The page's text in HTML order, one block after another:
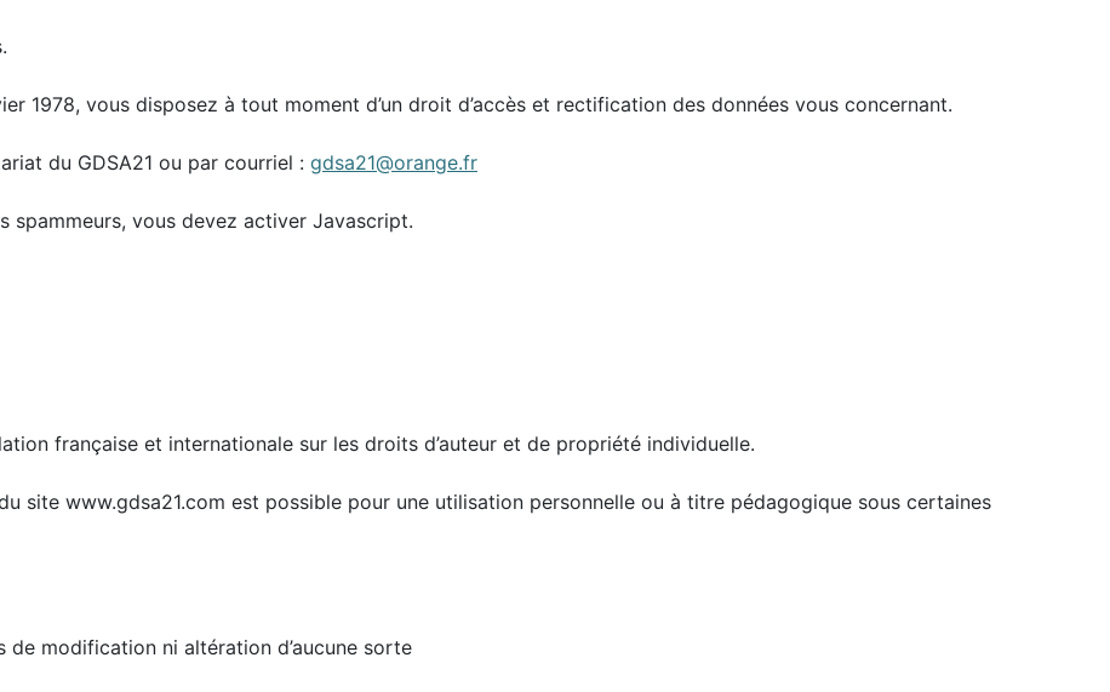
1978, vous disposez à tout moment d’un droit d’accès et rectification des données vous concernant.
du GDSA21 ou par courriel : gdsa21@orange.fr
spammeurs, vous devez activer Javascript.
française et internationale sur les droits d’auteur et de propriété individuelle.
site www.gdsa21.com est possible pour une utilisation personnelle ou à titre pédagogique sous certaines
modification ni altération d’aucune sorte